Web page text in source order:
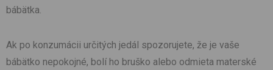
bábätka.
Ak po konzumácii určitých jedál spozorujete, že je vaše
bábätko nepokojné, bolí ho bruško alebo odmieta materské